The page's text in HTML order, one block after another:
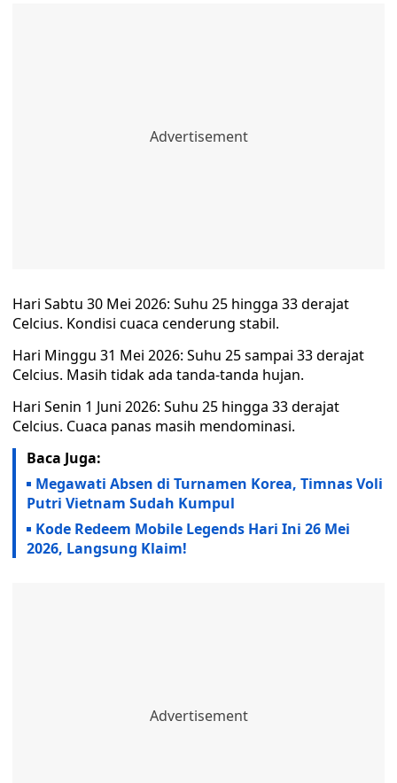
Hari Sabtu 30 Mei 2026: Suhu 25 hingga 33 derajat
Celcius. Kondisi cuaca cenderung stabil.
Hari Minggu 31 Mei 2026: Suhu 25 sampai 33 derajat
Celcius. Masih tidak ada tanda-tanda hujan.
Hari Senin 1 Juni 2026: Suhu 25 hingga 33 derajat
Celcius. Cuaca panas masih mendominasi.
Baca Juga:
Megawati Absen di Turnamen Korea, Timnas Voli
Putri Vietnam Sudah Kumpul
Kode Redeem Mobile Legends Hari Ini 26 Mei
2026, Langsung Klaim!